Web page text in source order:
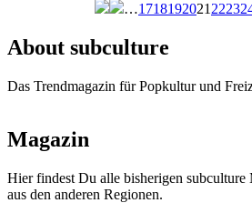
…1718192021 2223
About subculture
Das Trendmagazin für Popkultur und
Magazin
Hier findest Du alle bisherigen subculture
aus den anderen Regionen.